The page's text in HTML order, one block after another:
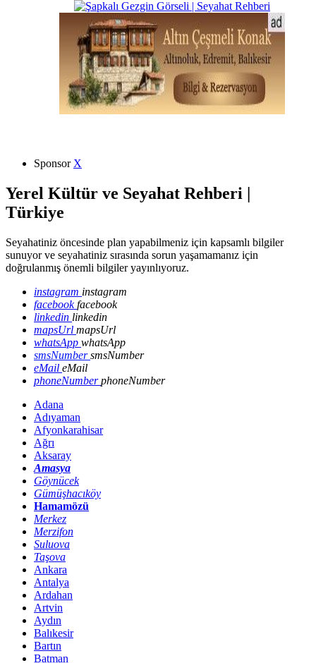
Sponsor X
Yerel Kültür ve Seyahat Rehberi |
Türkiye
Seyahatiniz öncesinde plan yapabilmeniz için kapsamlı bilgiler
sunuyor ve seyahatiniz sırasında sorun yaşamamanız için
doğrulanmış önemli bilgiler yayınlıyoruz.
instagram instagram
facebookfacebook
linkedin linkedin
mapsUrl mapsUrl
whatsApp whatsApp
smsNumbersmsNumber
eMail eMail
phoneNumberphoneNumber
Adana
Adıyaman
Afyonkarahisar
Ağrı
Aksaray
Amasya
Göynücek
Gümüşhacıköy
Hamamözü
Merkez
Merzifon
Suluova
Taşova
Ankara
Antalya
Ardahan
Artvin
Aydın
Balıkesir
Bartın
Batman